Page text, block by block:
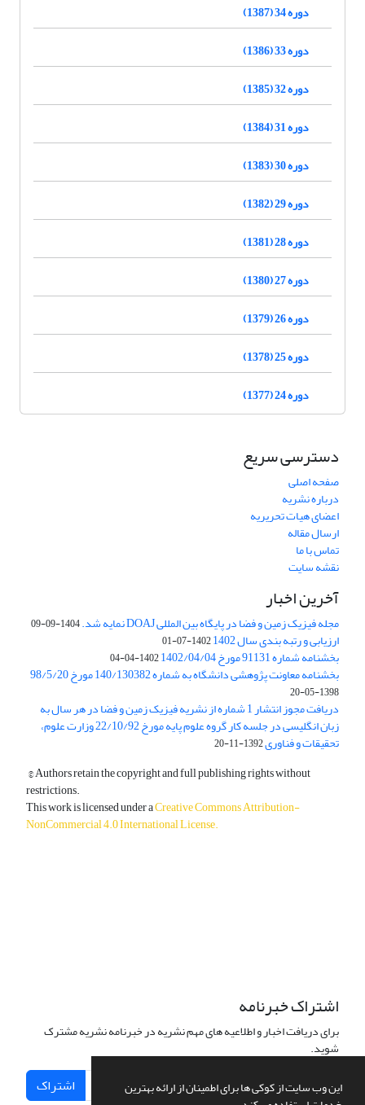
این وب سایت از کوکی ها برای اطمینان از ارائه بهترین
دوره 34 (1387)
دوره 33 (1386)
دوره 32 (1385)
دوره 31 (1384)
دوره 30 (1383)
دوره 29 (1382)
دوره 28 (1381)
دوره 27 (1380)
دوره 26 (1379)
دوره 25 (1378)
دوره 24 (1377)
دسترسی سریع
صفحه اصلی
درباره نشریه
اعضای هیات تحریریه
ارسال مقاله
تماس با ما
نقشه سایت
آخرین اخبار
مجله فیزیک زمین و فضا در پایگاه بین المللی DOAJ نمایه شد. 1404-09-09
ارزیابی و رتبه بندی سال 1402 1402-07-01
بخشنامه شماره 91131 مورخ 1402/04/04 1402-04-04
بخشنامه معاونت پژوهشی دانشگاه به شماره 140/130382 مورخ 98/5/20
1398-05-20
دریافت مجوز انتشار 1 شماره از نشریه فیزیک زمین و فضا در هر سال به
زبان انگلیسی در جلسه کار گروه علوم پایه مورخ 22/10/92 وزارت علوم،
تحقیقات و فناوری1392-11-20
© Authors retain the copyright and full publishing rights without
restrictions.
This work is licensed under aCreative Commons Attribution-
NonCommercial 4.0 International License.
اشتراک خبرنامه
برای دریافت اخبار و اطلاعیه های مهم نشریه در خبرنامه نشریه مشترک
شوید.
اشتراک